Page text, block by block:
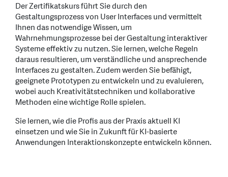
Der Zertifikatskurs führt Sie durch den
Gestaltungsprozess von User Interfaces und vermittelt
Ihnen das notwendige Wissen, um
Wahrnehmungsprozesse bei der Gestaltung interaktiver
Systeme effektiv zu nutzen. Sie lernen, welche Regeln
daraus resultieren, um verständliche und ansprechende
Interfaces zu gestalten. Zudem werden Sie befähigt,
geeignete Prototypen zu entwickeln und zu evaluieren,
wobei auch Kreativitätstechniken und kollaborative
Methoden eine wichtige Rolle spielen.
Sie lernen, wie die Profis aus der Praxis aktuell KI
einsetzen und wie Sie in Zukunft für KI-basierte
Anwendungen Interaktionskonzepte entwickeln können.